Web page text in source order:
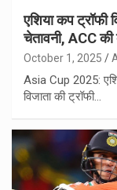
एशिया कप ट्रॉफी
चेतावनी, ACC की
October 1, 2025
Asia Cup 2025:
विजाता की ट्रॉफी…